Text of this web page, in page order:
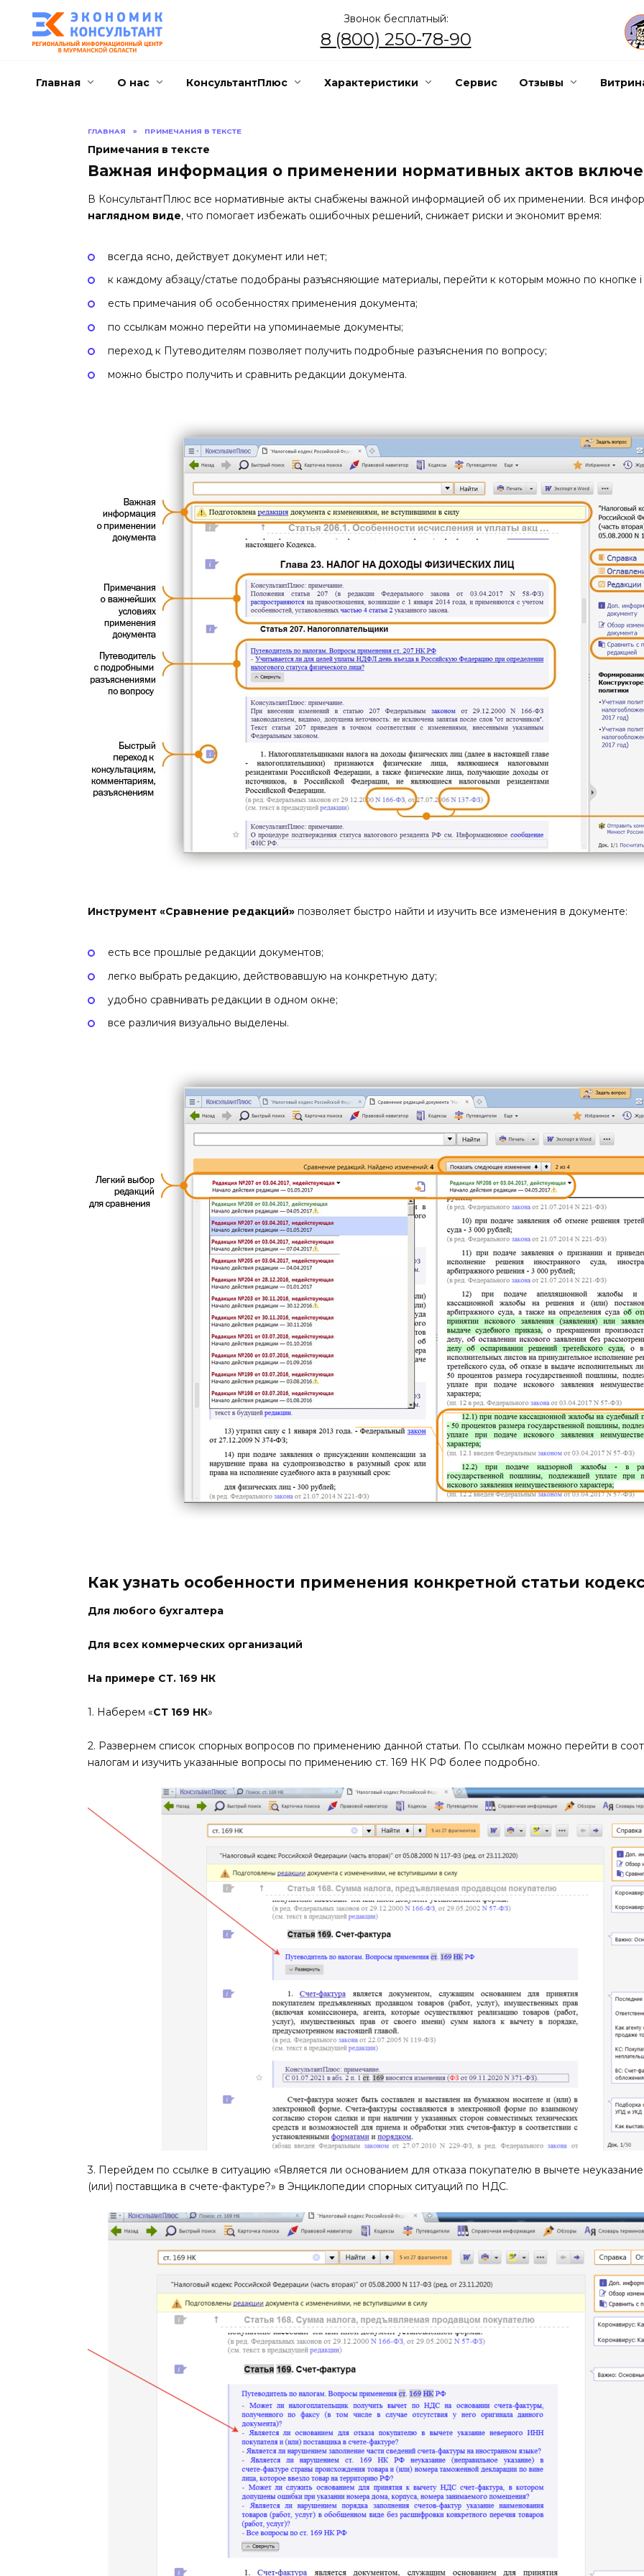
содержанию
Звонок бесплатный:
8 (800) 250-78-90
Главная О нас КонсультантПлюс Характеристики Сервис Отзывы
ГЛАВНАЯ » ПРИМЕЧАНИЯ В ТЕКСТЕ
Примечания в тексте
Важная информация о применении нормативных актов
В КонсультантПлюс все нормативные акты снабжены важной информацией об их применении. Вся
наглядном виде, что помогает избежать ошибочных решений, снижает риски и экономит время:
всегда ясно, действует документ или нет;
к каждому абзацу/статье подобраны разъясняющие материалы, перейти к которым можно по кнопке i
есть примечания об особенностях применения документа;
по ссылкам можно перейти на упоминаемые документы;
переход к Путеводителям позволяет получить подробные разъяснения по вопросу;
можно быстро получить и сравнить редакции документа.
Инструмент «Сравнение редакций» позволяет быстро найти и изучить все изменения в документе:
есть все прошлые редакции документов;
легко выбрать редакцию, действовавшую на конкретную дату;
удобно сравнивать редакции в одном окне;
все различия визуально выделены.
Как узнать особенности применения конкретной статьи
Для любого бухгалтера
Для всех коммерческих организаций
На примере СТ. 169 НК
1. Наберем «СТ 169 НК»
2. Развернем список спорных вопросов по применению данной статьи. По ссылкам можно перейти в
налогам и изучить указанные вопросы по применению ст. 169 НК РФ более подробно.
3. Перейдем по ссылке в ситуацию «Является ли основанием для отказа покупателю в вычете
(или) поставщика в счете-фактуре?» в Энциклопедии спорных ситуаций по НДС.